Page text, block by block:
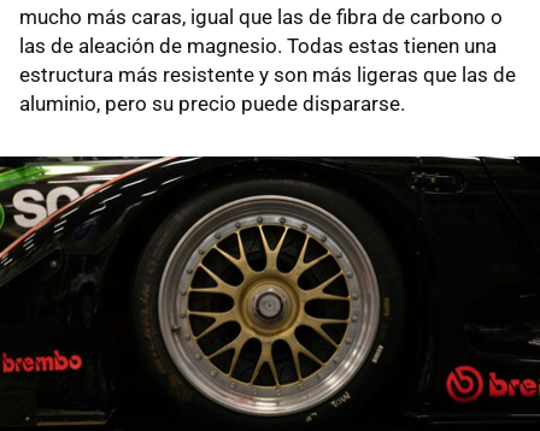
mucho más caras, igual que las de fibra de carbono o
las de aleación de magnesio. Todas estas tienen una
estructura más resistente y son más ligeras que las de
aluminio, pero su precio puede dispararse.